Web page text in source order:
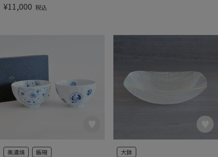
¥11,000 税込
美濃焼 飯碗 大鉢